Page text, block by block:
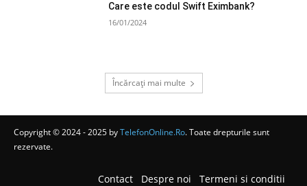
Care este codul Swift Eximbank?
16/01/2024
Încărcați mai multe
Copyright © 2024 - 2025 byTelefonOnline.Ro. Toate drepturile sunt
rezervate.
Contact Despre noi Termeni si conditii